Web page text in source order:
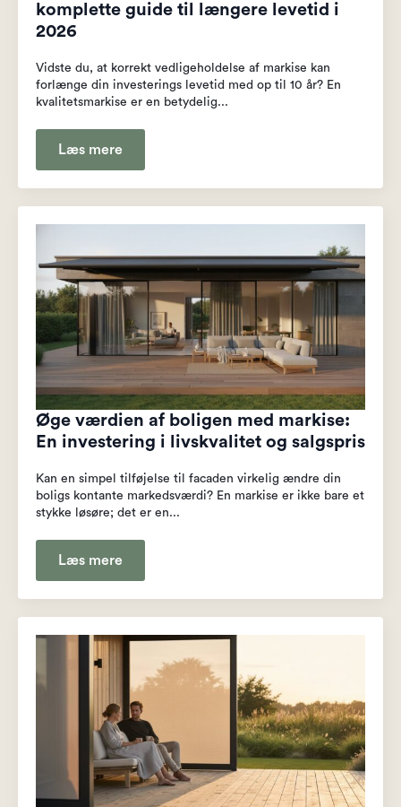
komplette guide til længere levetid i
2026
Vidste du, at korrekt vedligeholdelse af markise kan
forlænge din investerings levetid med op til 10 år? En
kvalitetsmarkise er en betydelig...
Læs mere
Øge værdien af boligen med markise:
En investering i livskvalitet og salgspris
Kan en simpel tilføjelse til facaden virkelig ændre din
boligs kontante markedsværdi? En markise er ikke bare et
stykke løsøre; det er en...
Læs mere